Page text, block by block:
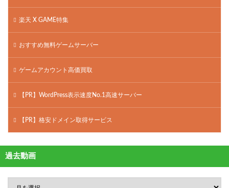
楽天 X GAME特集
おすすめ無料ゲームサーバー
ゲームアカウント高価買取
【PR】WordPress表示速度No.1高速サーバー
【PR】格安ドメイン取得サービス
過去動画